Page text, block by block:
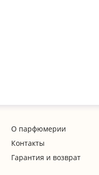
О парфюмерии
Контакты
Гарантия и возврат